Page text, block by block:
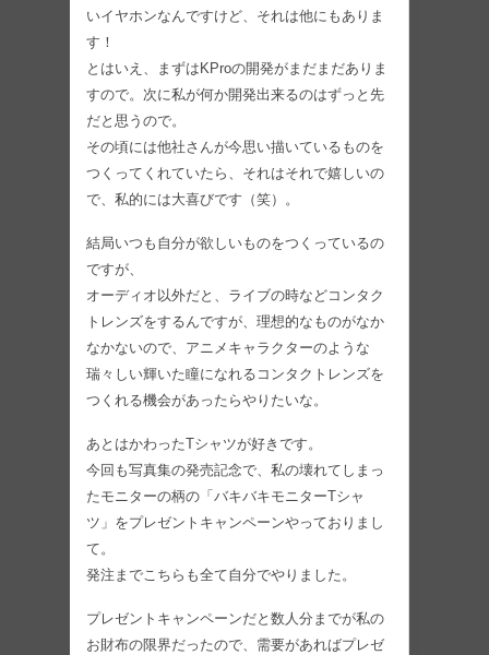
いイヤホンなんですけど、それは他にもありま
す！
とはいえ、まずはKProの開発がまだまだありま
すので。次に私が何か開発出来るのはずっと先
だと思うので。
その頃には他社さんが今思い描いているものを
つくってくれていたら、それはそれで嬉しいの
で、私的には大喜びです（笑）。
結局いつも自分が欲しいものをつくっているの
ですが、
オーディオ以外だと、ライブの時などコンタク
トレンズをするんですが、理想的なものがなか
なかないので、アニメキャラクターのような
瑞々しい輝いた瞳になれるコンタクトレンズを
つくれる機会があったらやりたいな。
あとはかわったTシャツが好きです。
今回も写真集の発売記念で、私の壊れてしまっ
たモニターの柄の「バキバキモニターTシャ
ツ」をプレゼントキャンペーンやっておりまし
て。
発注までこちらも全て自分でやりました。
プレゼントキャンペーンだと数人分までが私の
お財布の限界だったので、需要があればプレゼ